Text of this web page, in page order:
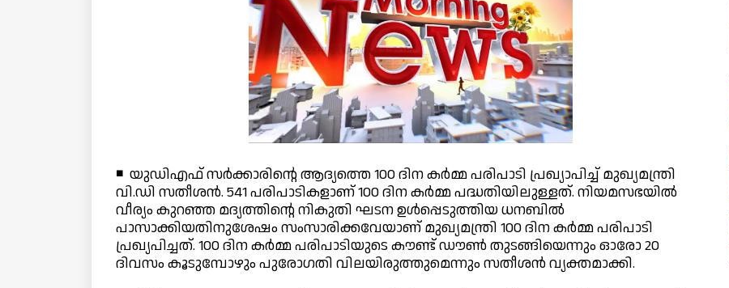
◾ യുഡിഎഫ് സര്‍ക്കാരിന്റെ ആദ്യത്തെ 100 ദിന കര്‍മ്മ പരിപാടി പ്രഖ്യാപിച്ച് മുഖ്യമന്ത്രി
വി.ഡി സതീശന്‍. 541 പരിപാടികളാണ് 100 ദിന കര്‍മ്മ പദ്ധതിയിലുള്ളത്. നിയമസഭയില്‍
വീര്യം കുറഞ്ഞ മദ്യത്തിന്റെ നികുതി ഘടന ഉള്‍പ്പെടുത്തിയ ധനബില്‍
പാസാക്കിയതിനുശേഷം സംസാരിക്കവേയാണ് മുഖ്യമന്ത്രി 100 ദിന കര്‍മ്മ പരിപാടി
പ്രഖ്യപിച്ചത്. 100 ദിന കര്‍മ്മ പരിപാടിയുടെ കൗണ്ട് ഡൗണ്‍ തുടങ്ങിയെന്നും ഓരോ 20
ദിവസം കൂടുമ്പോഴും പുരോഗതി വിലയിരുത്തുമെന്നും സതീശന്‍ വ്യക്തമാക്കി.